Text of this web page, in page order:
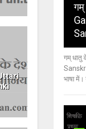
गम्
भाषा में।